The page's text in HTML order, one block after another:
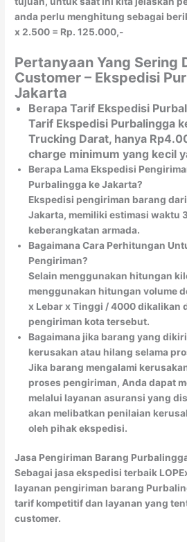
anda perlu menghitung sebagai
x 2.500 = Rp. 125.000,-
Pertanyaan Yang Sering
Customer – Ekspedisi
Jakarta
Berapa Tarif Ekspedisi
Tarif Ekspedisi Purbalingga
Trucking Darat, hanya
charge minimum yang kecil
Berapa Lama Ekspedisi
Purbalingga ke Jakarta?
Ekspedisi pengiriman barang
Jakarta, memiliki estimasi waktu
keberangkatan armada.
Bagaimana Cara Perhitungan
Pengiriman?
Selain menggunakan hitungan
menggunakan hitungan volume
x Lebar x Tinggi / 4000 dikalikan
pengiriman kota tersebut.
Bagaimana jika barang yang
kerusakan atau hilang selama
Jika barang mengalami
proses pengiriman, Anda dapat
melalui layanan asuransi yang
akan melibatkan penilaian
oleh pihak ekspedisi.
Jasa Pengiriman Barang
Sebagai jasa ekspedisi terbaik
layanan pengiriman barang
tarif kompetitif dan layanan yang
customer.